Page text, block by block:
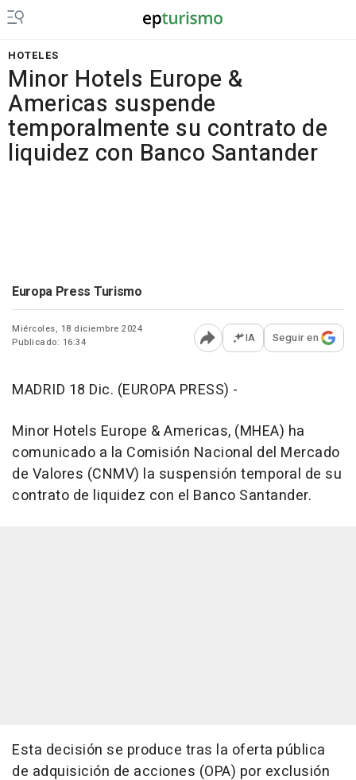
HOTELES
Minor Hotels Europe &
Americas suspende
temporalmente su contrato de
liquidez con Banco Santander
Europa Press Turismo
Miércoles, 18 diciembre 2024
Publicado: 16:34
Abrir opciones para
IA Seguir en
MADRID 18 Dic. (EUROPA PRESS) -
Minor Hotels Europe & Americas, (MHEA) ha
comunicado a la Comisión Nacional del Mercado
de Valores (CNMV) la suspensión temporal de su
contrato de liquidez con el Banco Santander.
Esta decisión se produce tras la oferta pública
de adquisición de acciones (OPA) por exclusión